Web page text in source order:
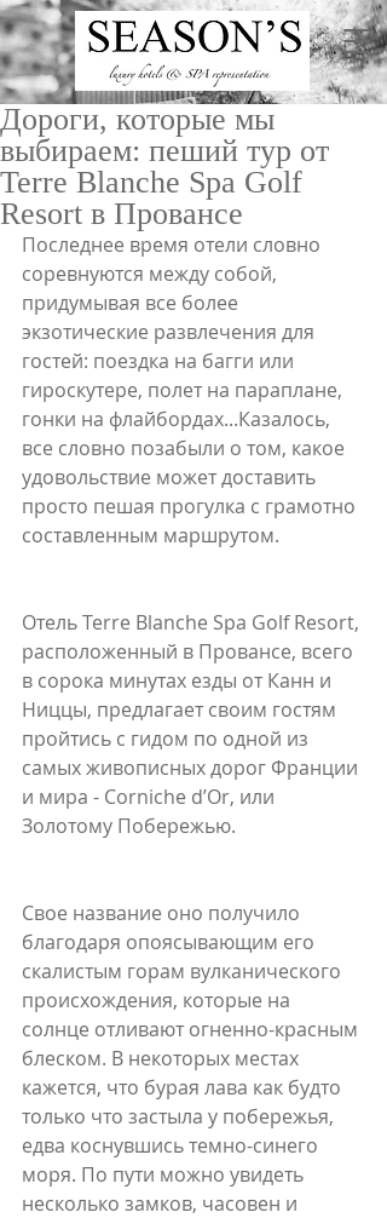
ru/en
Дороги, которые мы
выбираем: пеший тур от
Terre Blanche Spa Golf
Resort в Провансе
Последнее время отели словно
соревнуются между собой,
придумывая все более
экзотические развлечения для
гостей: поездка на багги или
гироскутере, полет на параплане,
гонки на флайбордах...Казалось,
все словно позабыли о том, какое
удовольствие может доставить
просто пешая прогулка с грамотно
составленным маршрутом.
Отель Terre Blanche Spa Golf Resort,
расположенный в Провансе, всего
в сорока минутах езды от Канн и
Ниццы, предлагает своим гостям
пройтись с гидом по одной из
самых живописных дорог Франции
и мира - Corniche d’Or, или
Золотому Побережью.
Свое название оно получило
благодаря опоясывающим его
скалистым горам вулканического
происхождения, которые на
солнце отливают огненно-красным
блеском. В некоторых местах
кажется, что бурая лава как будто
только что застыла у побережья,
едва коснувшись темно-синего
моря. По пути можно увидеть
несколько замков, часовен и